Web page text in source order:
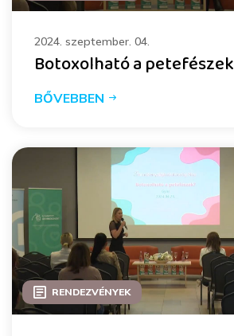
2024. szeptember. 04.
Botoxolható a
BŐVEBBEN
RENDEZVÉNYEK